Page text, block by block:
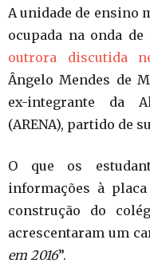
A unidade de ensino
ocupada na onda de
outrora discutida
Ângelo Mendes de
ex-integrante da
(ARENA), partido de
O que os
informações à
construção do
acrescentaram um
em 2016”.